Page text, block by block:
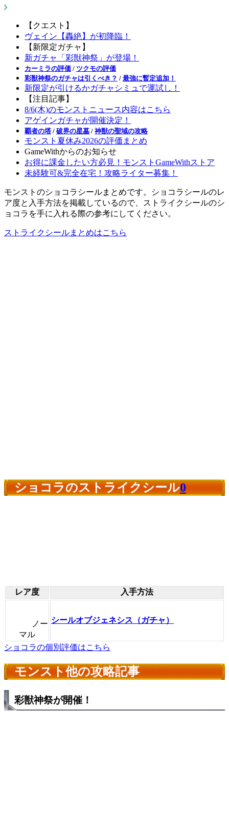
【クエスト】
ヴェイン【轟絶】が初降臨！
【新限定ガチャ】
新ガチャ「彩獣神祭」が登場！
カーミラの評価 / ツクモの評価
彩獣神祭のガチャは引くべき？ / 最強に暫定追加！
新限定が引けるかガチャシミュで運試し！
【注目記事】
8/6(木)のモンストニュース内容はこちら
アゲインガチャが開催決定！
覇者の塔 / 破界の星墓 / 神獣の聖域の攻略
モンスト夏休み2026の評価まとめ
GameWithからのお知らせ
お得に課金したい方必見！モンストGameWithストア
未経験可&完全在宅！攻略ライター募集！
モンストのショコラシールまとめです。ショコラシールのレ
ア度と入手方法を掲載しているので、ストライクシールのシ
ョコラを手に入れる際の参考にしてください。
ストライクシールまとめはこちら
ショコラのストライクシール0
レア度 入手方法
ノー
マル
シールオブジェネシス（ガチャ）
ショコラの個別評価はこちら
モンスト他の攻略記事
彩獣神祭が開催！